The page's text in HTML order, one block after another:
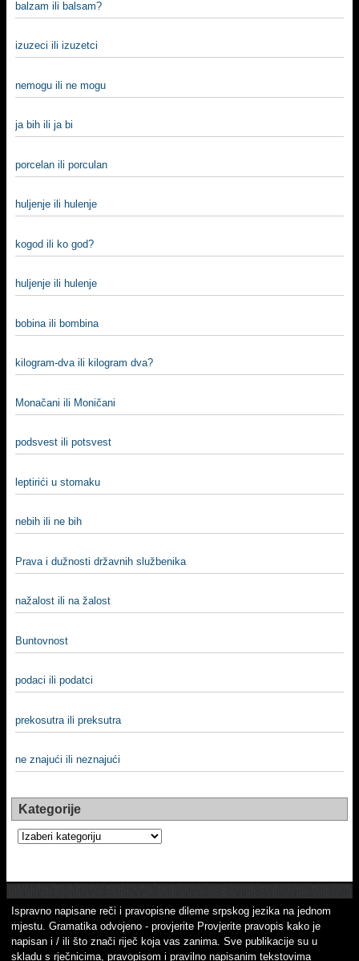
balzam ili balsam?
izuzeci ili izuzetci
nemogu ili ne mogu
ja bih ili ja bi
porcelan ili porculan
hulјenje ili hulenje
kogod ili ko god?
huljenje ili hulenje
bobina ili bombina
kilogram-dva ili kilogram dva?
Monačani ili Moničani
podsvest ili potsvest
leptirići u stomaku
nebih ili ne bih
Prava i dužnosti državnih službenika
nažalost ili na žalost
Buntovnost
podaci ili podatci
prekosutra ili preksutra
ne znajući ili neznajući
Kategorije
Kategorije
Ispravno napisane reči i pravopisne dileme srpskog jezika na jednom
mjestu. Gramatika odvojeno - provjerite Provjerite pravopis kako je
napisan i / ili što znači riječ koja vas zanima. Sve publikacije su u
skladu s rječnicima, pravopisom i pravilno napisanim tekstovima